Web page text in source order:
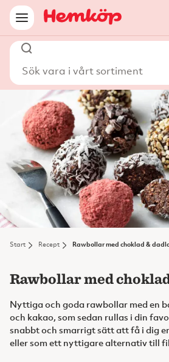
Start Recept Rawbollar med choklad &
Rawbollar med
Nyttiga och goda rawbollar med en
och kakao, som sedan rullas i din
snabbt och smarrigt sätt att få i dig
eller som ett nyttigare alternativ till